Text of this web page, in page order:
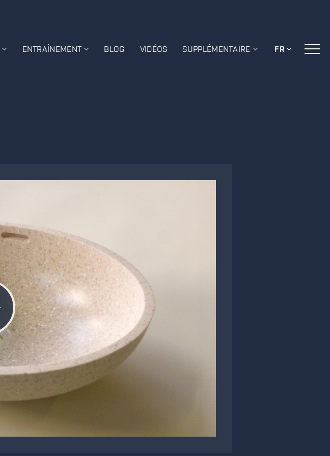
ENTRAÎNEMENT BLOG VIDÉOS SUPPLÉMENTAIRE FR